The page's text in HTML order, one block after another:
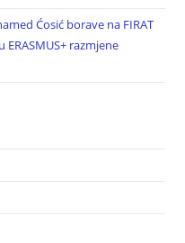
Ćosić borave na FIRAT
razmjene